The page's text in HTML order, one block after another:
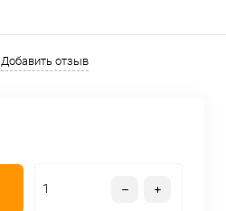
Добавить отзыв